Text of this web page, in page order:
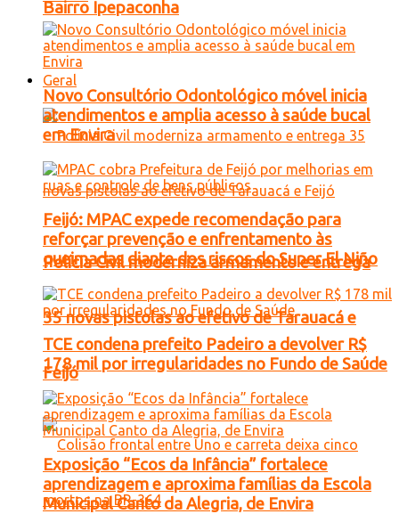
Bairro Ipepaconha
Geral
Polícia Civil moderniza armamento e entrega
35 novas pistolas ao efetivo de Tarauacá e
Feijó
Novo Consultório Odontológico móvel inicia
atendimentos e amplia acesso à saúde bucal
em Envira
Feijó: MPAC expede recomendação para
reforçar prevenção e enfrentamento às
queimadas diante dos riscos do Super El Niño
TCE condena prefeito Padeiro a devolver R$
178 mil por irregularidades no Fundo de Saúde
Exposição “Ecos da Infância” fortalece
aprendizagem e aproxima famílias da Escola
Municipal Canto da Alegria, de Envira